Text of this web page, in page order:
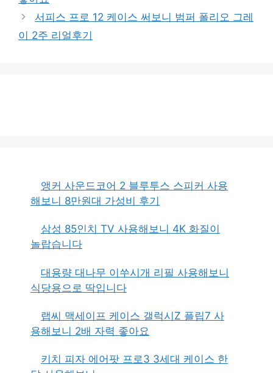
서피스 프로 12 케이스 써보니 범퍼 폴리오 그레
이 2주 리얼후기
앵커 사운드코어 2 블루투스 스피커 사용
해보니 8만원대 가성비 후기
삼성 85인치 TV 사용해보니 4K 화질이
놀랍습니다
대용량 대나무 이쑤시개 리필 사용해보니
식당용으로 딱입니다
랩씨 맥세이프 케이스 갤럭시Z 플립7 사
용해보니 2배 자력 좋아요
키치 피자 에어팟 프로3 3세대 케이스 한